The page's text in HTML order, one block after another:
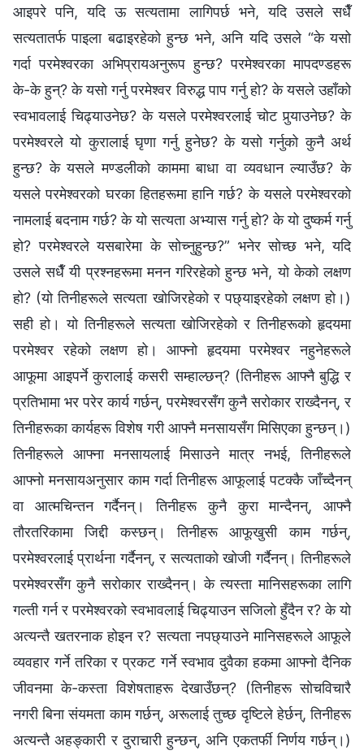
आइपरे पनि, यदि ऊ सत्यतामा लागिपर्छ भने, यदि उसले सधैँ
सत्यतातर्फ पाइला बढाइरहेको हुन्छ भने, अनि यदि उसले “के यसो
गर्दा परमेश्‍वरका अभिप्रायअनुरूप हुन्छ? परमेश्‍वरका मापदण्डहरू
के-के हुन्? के यसो गर्नु परमेश्‍वर विरुद्ध पाप गर्नु हो? के यसले उहाँको
स्वभावलाई चिढ्याउनेछ? के यसले परमेश्‍वरलाई चोट पुर्‍याउनेछ? के
परमेश्‍वरले यो कुरालाई घृणा गर्नु हुनेछ? के यसो गर्नुको कुनै अर्थ
हुन्छ? के यसले मण्डलीको काममा बाधा वा व्यवधान ल्याउँछ? के
यसले परमेश्‍वरको घरका हितहरूमा हानि गर्छ? के यसले परमेश्‍वरको
नामलाई बदनाम गर्छ? के यो सत्यता अभ्यास गर्नु हो? के यो दुष्कर्म गर्नु
हो? परमेश्‍वरले यसबारेमा के सोच्‍नुहुन्छ?” भनेर सोच्छ भने, यदि
उसले सधैँ यी प्रश्‍नहरूमा मनन गरिरहेको हुन्छ भने, यो केको लक्षण
हो? (यो तिनीहरूले सत्यता खोजिरहेको र पछ्याइरहेको लक्षण हो।)
सही हो। यो तिनीहरूले सत्यता खोजिरहेको र तिनीहरूको हृदयमा
परमेश्‍वर रहेको लक्षण हो। आफ्नो हृदयमा परमेश्‍वर नहुनेहरूले
आफूमा आइपर्ने कुरालाई कसरी सम्हाल्छन्? (तिनीहरू आफ्नै बुद्धि र
प्रतिभामा भर परेर कार्य गर्छन्, परमेश्‍वरसँग कुनै सरोकार राख्दैनन्, र
तिनीहरूका कार्यहरू विशेष गरी आफ्नै मनसायसँग मिसिएका हुन्छन्।)
तिनीहरूले आफ्ना मनसायलाई मिसाउने मात्र नभई, तिनीहरूले
आफ्नो मनसायअनुसार काम गर्दा तिनीहरू आफूलाई पटक्कै जाँच्दैनन्
वा आत्मचिन्तन गर्दैनन्। तिनीहरू कुनै कुरा मान्दैनन्, आफ्नै
तौरतरिकामा जिद्दी कस्छन्। तिनीहरू आफूखुसी काम गर्छन्,
परमेश्‍वरलाई प्रार्थना गर्दैनन्, र सत्यताको खोजी गर्दैनन्। तिनीहरूले
परमेश्‍वरसँग कुनै सरोकार राख्दैनन्। के त्यस्ता मानिसहरूका लागि
गल्ती गर्न र परमेश्‍वरको स्वभावलाई चिढ्याउन सजिलो हुँदैन र? के यो
अत्यन्तै खतरनाक होइन र? सत्यता नपछ्याउने मानिसहरूले आफूले
व्यवहार गर्ने तरिका र प्रकट गर्ने स्वभाव दुवैका हकमा आफ्नो दैनिक
जीवनमा के-कस्ता विशेषताहरू देखाउँछन्? (तिनीहरू सोचविचारै
नगरी बिना संयमता काम गर्छन्, अरूलाई तुच्छ दृष्टिले हेर्छन्, तिनीहरू
अत्यन्तै अहङ्कारी र दुराचारी हुन्छन्, अनि एकतर्फी निर्णय गर्छन्।)